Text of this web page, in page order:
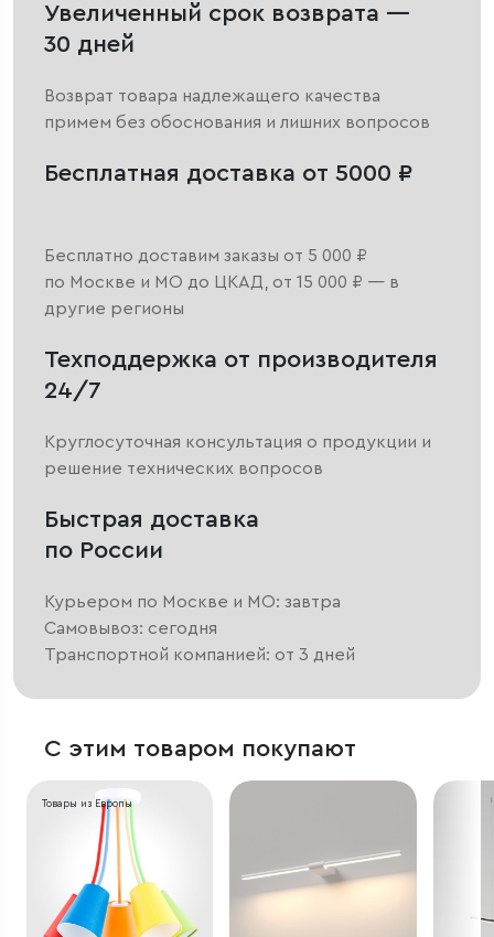
Увеличенный срок возврата —
30 дней
Возврат товара надлежащего качества
примем без обоснования и лишних вопросов
Бесплатная доставка от 5000 ₽
Бесплатно доставим заказы от 5 000 ₽
по Москве и МО до ЦКАД, от 15 000 ₽ — в
другие регионы
Техподдержка от производителя
24/7
Круглосуточная консультация о продукции и
решение технических вопросов
Быстрая доставка
по России
Курьером по Москве и МО: завтра
Самовывоз: сегодня
Транспортной компанией: от 3 дней
С этим товаром покупают
Товары из Европы